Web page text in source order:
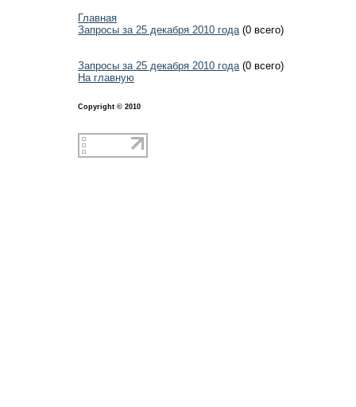
Главная
Запросы за 25 декабря 2010 года(0 всего)
Запросы за 25 декабря 2010 года(0 всего)
На главную
Copyright © 2010